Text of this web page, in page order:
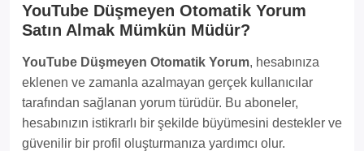
YouTube Düşmeyen Otomatik Yorum
Satın Almak Mümkün Müdür?
YouTube Düşmeyen Otomatik Yorum, hesabınıza
eklenen ve zamanla azalmayan gerçek kullanıcılar
tarafından sağlanan yorum türüdür. Bu aboneler,
hesabınızın istikrarlı bir şekilde büyümesini destekler ve
güvenilir bir profil oluşturmanıza yardımcı olur.